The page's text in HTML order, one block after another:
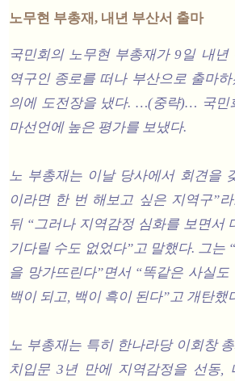
노무현 부총재, 내년 부산서 출마
국민회의 노무현 부총재가 9일 내
역구인 종로를 떠나 부산으로 출마
의에 도전장을 냈다. …(중략)… 국민
마선언에 높은 평가를 보냈다.
노 부총재는 이날 당사에서 회견을
이라면 한 번 해보고 싶은 지역구”
뒤 “그러나 지역감정 심화를 보면서
기다릴 수도 없었다”고 말했다. 그는
을 망가뜨린다”면서 “똑같은 사실
백이 되고, 백이 흑이 된다”고 개탄했
노 부총재는 특히 한나라당 이회창
치입문 3년 만에 지역감정을 선동,